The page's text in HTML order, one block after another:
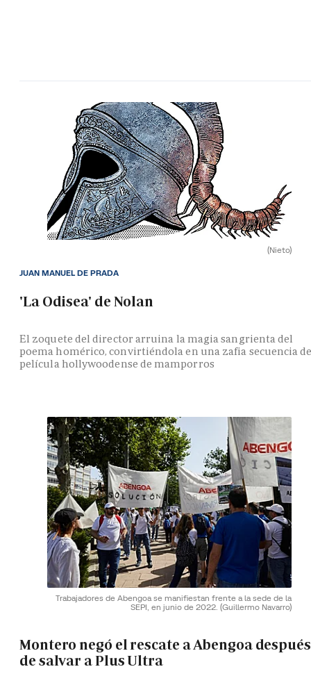
(Nieto)
'La Odisea' de Nolan
El zoquete del director arruina la magia sangrienta del
poema homérico, convirtiéndola en una zafia secuencia
película hollywoodense de mamporros
JUAN MANUEL DE PRADA
Trabajadores de Abengoa se manifiestan frente a la sede de la
SEPI, en junio de 2022. (Guillermo Navarro)
Montero negó el rescate a Abengoa después
de salvar a Plus Ultra